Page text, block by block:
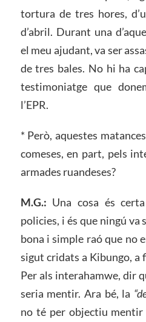
tortura de tres hores,
d’abril. Durant una
el meu ajudant, va ser
de tres bales. No hi ha
testimoniatge que
l’EPR.
* Però, aquestes
comeses, en part, pels
armades ruandeses?
M.G.: Una cosa és
policies, i és que ningú va
bona i simple raó que no
sigut cridats a Kibungo, a
Per als interahamwe, dir
seria mentir. Ara bé, la
no té per objectiu